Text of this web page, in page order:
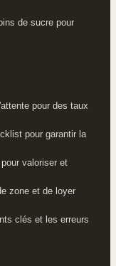
de sucre pour
pour des taux
pour garantir la
valoriser et
zone et de loyer
clés et les erreurs